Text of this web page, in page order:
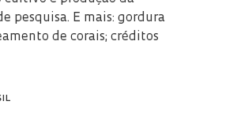
pesquisa. E mais: gordura
de corais; créditos